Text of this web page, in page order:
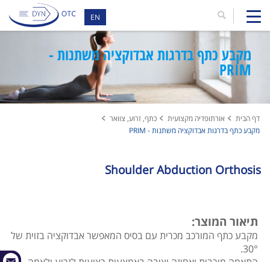
EN
מקבע כתף בדרגות אבדוקציה משתנות -
PRIM
דף הבית אורתופדיה מקצועית
כתף, זרוע, צוואר
מקבע כתף בדרגות אבדוקציה משתנות - PRIM
Shoulder Abduction Orthosis
תיאור המוצר:
מקבע כתף המורכב מכרית עם בסיס המאפשר אבדוקציה בזוית של
30°.